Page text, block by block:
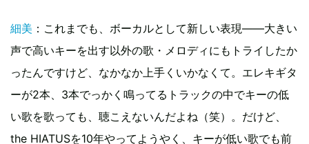
細美 ：これまでも、ボーカルとして新しい表現――大きい
声で高いキーを出す以外の歌・メロディにもトライしたか
ったんですけど、なかなか上手くいかなくて。エレキギタ
ーが2本、3本でっかく鳴ってるトラックの中でキーの低
い歌を歌っても、聴こえないんだよね（笑）。だけど、
the HIATUSを10年やってようやく、キーが低い歌でも前